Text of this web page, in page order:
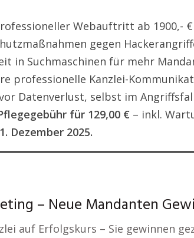
Webauftritt ab 1900,- €
gegen
in Suchmaschinen für mehr
professionelle Kanzlei-
Datenverlust, selbst im
für 129,00 €– inkl.
Dezember 2025.
– Neue Mandanten
auf Erfolgskurs – Sie gewinnen